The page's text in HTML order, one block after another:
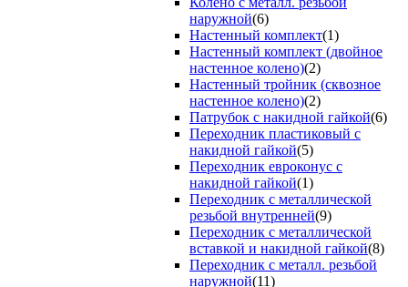
наружной(6)
Настенный комплект(1)
Настенный комплект (двойное
настенное колено)(2)
Настенный тройник (сквозное
настенное колено)(2)
Патрубок с накидной гайкой(6)
Переходник пластиковый с
накидной гайкой(5)
Переходник евроконус с
накидной гайкой(1)
Переходник с металлической
резьбой внутренней(9)
Переходник с металлической
вставкой и накидной гайкой(8)
Переходник с металл. резьбой
наружной(11)